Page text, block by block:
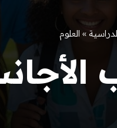
» العلوم